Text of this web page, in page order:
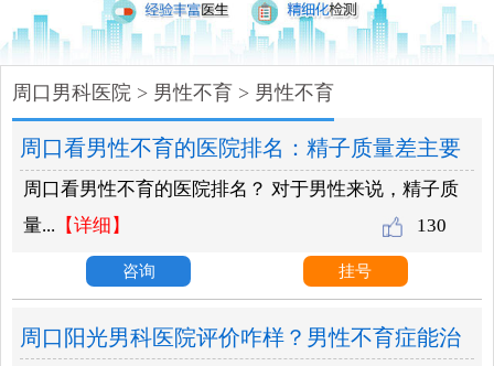
周口男科医院 > 男性不育 > 男性不育
周口看男性不育的医院排名：精子质量差主要
看那几点？需要做哪些检查项目？
130
周口看男性不育的医院排名？ 对于男性来说，精子质
量... 【详细】
咨询 挂号
周口阳光男科医院评价咋样？男性不育症能治